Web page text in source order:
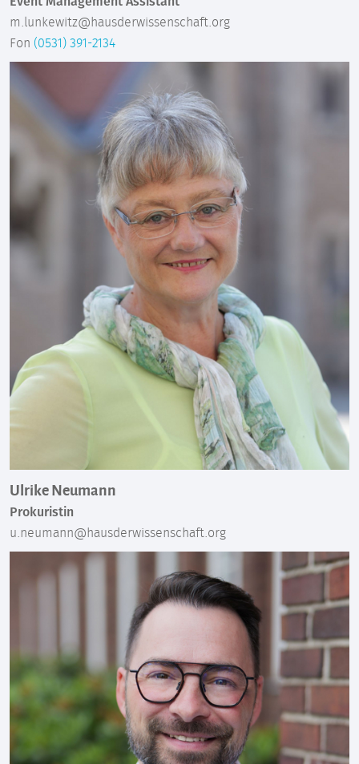
m.lunkewitz@hausderwissenschaft.org
Fon (0531) 391-2134
Ulrike Neumann
Prokuristin
u.neumann@hausderwissenschaft.org